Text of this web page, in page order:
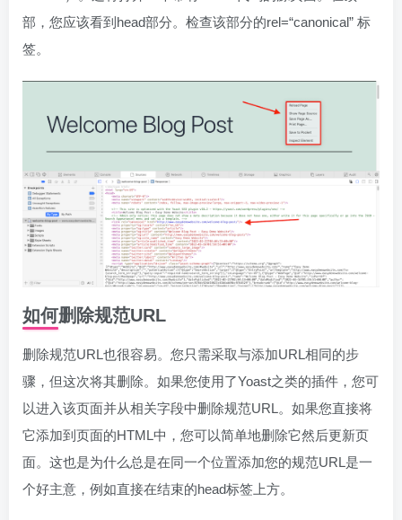
部，您应该看到head部分。检查该部分的rel=“canonical” 标
签。
如何删除规范URL
删除规范URL也很容易。您只需采取与添加URL相同的步
骤，但这次将其删除。如果您使用了Yoast之类的插件，您可
以进入该页面并从相关字段中删除规范URL。如果您直接将
它添加到页面的HTML中，您可以简单地删除它然后更新页
面。这也是为什么总是在同一个位置添加您的规范URL是一
个好主意，例如直接在结束的head标签上方。